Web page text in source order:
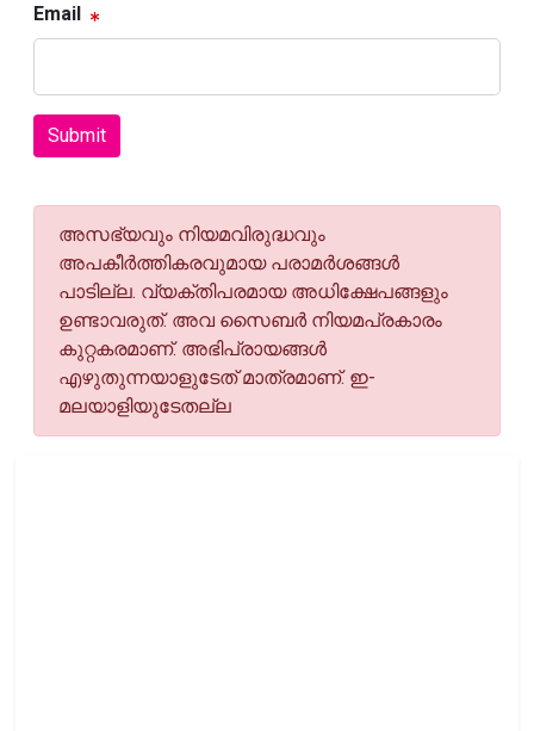
Email
Submit
അസഭ്യവും നിയമവിരുദ്ധവും
അപകീര്‍ത്തികരവുമായ പരാമര്‍ശങ്ങള്‍
പാടില്ല. വ്യക്തിപരമായ അധിക്ഷേപങ്ങളും
ഉണ്ടാവരുത്. അവ സൈബര്‍ നിയമപ്രകാരം
കുറ്റകരമാണ്. അഭിപ്രായങ്ങള്‍
എഴുതുന്നയാളുടേത് മാത്രമാണ്. ഇ-
മലയാളിയുടേതല്ല